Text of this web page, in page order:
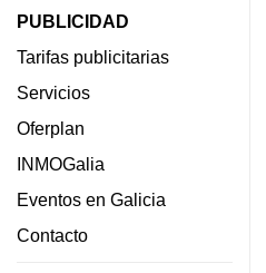
PUBLICIDAD
Tarifas publicitarias
Servicios
Oferplan
INMOGalia
Eventos en Galicia
Contacto